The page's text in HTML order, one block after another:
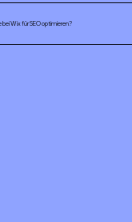
Wix für SEO optimieren?